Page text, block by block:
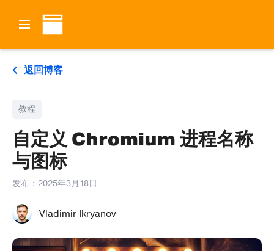
返回博客
教程
自定义 Chromium 进程名称
与图标
发布： 2025年3月18日
Vladimir Ikryanov